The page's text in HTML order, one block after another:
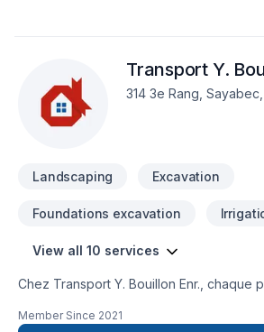
Transport Y.
314 3e Rang,
Landscaping Excavation
Foundations excavation
View all 10 services
Chez Transport Y. Bouillon Enr., chaque
Transport est l'occasion de démontrer
Member Since 2021